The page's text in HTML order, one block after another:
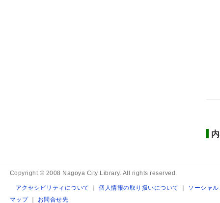
Copyright © 2008 Nagoya City Library. All rights reserved.
アクセシビリティについて ｜個人情報の取り扱いについて ｜ ソーシャ
マップ｜ お問合せ先